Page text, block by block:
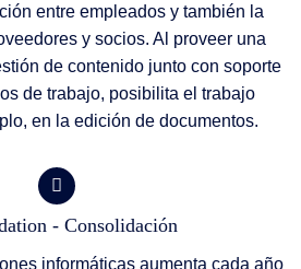
entre empleados y también la
y socios. Al proveer una
de contenido junto con soporte
de trabajo, posibilita el trabajo
en la edición de documentos.
- Consolidación
informáticas aumenta cada año